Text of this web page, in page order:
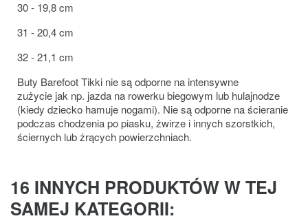
30 - 19,8 cm
31 - 20,4 cm
32 - 21,1 cm
Buty Barefoot Tikki nie są odporne na intensywne
zużycie jak np. jazda na rowerku biegowym lub hulajnodze
(kiedy dziecko hamuje nogami). Nie są odporne na ścieranie
podczas chodzenia po piasku, żwirze i innych szorstkich,
ściernych lub żrących powierzchniach.
16 INNYCH PRODUKTÓW W TEJ
SAMEJ KATEGORII: